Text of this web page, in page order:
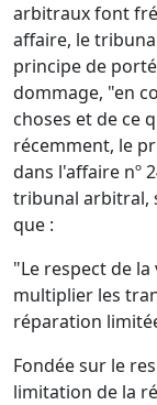
arbitraux font
affaire, le
principe de
dommage, "en
choses et de ce
récemment, le
dans l'affaire nº
tribunal arbitral,
que :
"Le respect de
multiplier les
réparation
Fondée sur le
limitation de la